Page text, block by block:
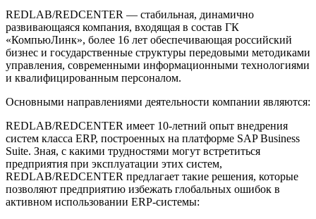
REDLAB/REDCENTER — стабильная, динамично
развивающаяся компания, входящая в состав ГК
«КомпьюЛинк», более 16 лет обеспечивающая российский
бизнес и государственные структуры передовыми методиками
управления, современными информационными технологиями
и квалифицированным персоналом.
Основными направлениями деятельности компании являются:
REDLAB/REDCENTER имеет 10-летний опыт внедрения
систем класса ERP, построенных на платформе SAP Business
Suite. Зная, с какими трудностями могут встретиться
предприятия при эксплуатации этих систем,
REDLAB/REDCENTER предлагает такие решения, которые
позволяют предприятию избежать глобальных ошибок в
активном использовании ERP-системы: